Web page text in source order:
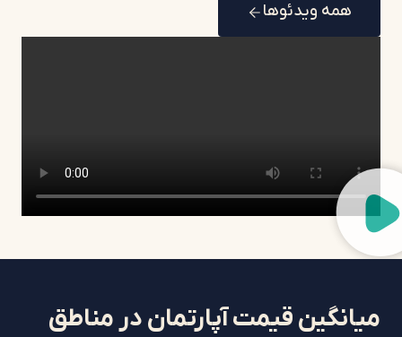
همه ویدئوها
میانگین قیمت آپارتمان در مناطق